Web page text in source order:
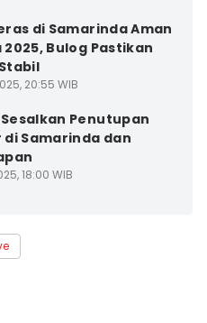
di Samarinda Aman
Bulog Pastikan
20:55 WIB
Penutupan
di Samarinda dan
18:00 WIB